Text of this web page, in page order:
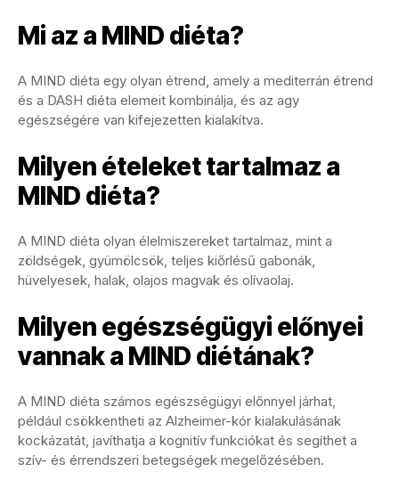
Mi az a MIND diéta?
A MIND diéta egy olyan étrend, amely a mediterrán étrend
és a DASH diéta elemeit kombinálja, és az agy
egészségére van kifejezetten kialakítva.
Milyen ételeket tartalmaz a
MIND diéta?
A MIND diéta olyan élelmiszereket tartalmaz, mint a
zöldségek, gyümölcsök, teljes kiőrlésű gabonák,
hüvelyesek, halak, olajos magvak és olívaolaj.
Milyen egészségügyi előnyei
vannak a MIND diétának?
A MIND diéta számos egészségügyi előnnyel járhat,
például csökkentheti az Alzheimer-kór kialakulásának
kockázatát, javíthatja a kognitív funkciókat és segíthet a
szív- és érrendszeri betegségek megelőzésében.